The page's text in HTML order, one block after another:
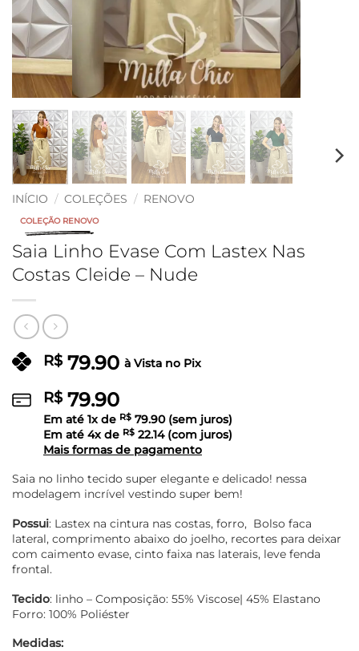
INÍCIO / COLEÇÕES / RENOVO
COLEÇÃO RENOVO
Saia Linho Evase Com Lastex Nas
Costas Cleide – Nude
R$79.90 à Vista no Pix
R$79.90
Em até 1x de R$ 79.90(sem juros)
Em até 4x de R$ 22.14(com juros)
Mais formas de pagamento
Saia no linho tecido super elegante e delicado! nessa
modelagem incrível vestindo super bem!
Possui: Lastex na cintura nas costas, forro, Bolso faca
lateral, comprimento abaixo do joelho, recortes para deixar
com caimento evase, cinto faixa nas laterais, leve fenda
frontal.
Tecido: linho – Composição: 55% Viscose| 45% Elastano
Forro: 100% Poliéster
Medidas: